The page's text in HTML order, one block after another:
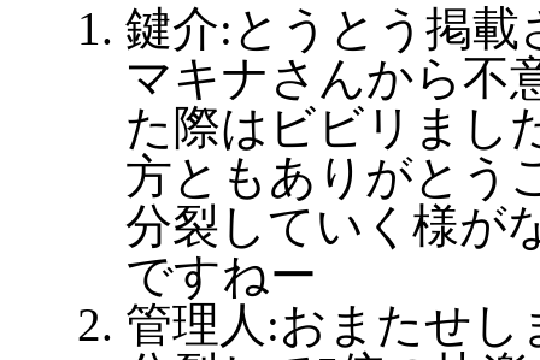
鍵介:とうとう掲載
マキナさんから不
た際はビビリま
方ともありがとう
分裂していく様が
ですねー
管理人:おまたせ